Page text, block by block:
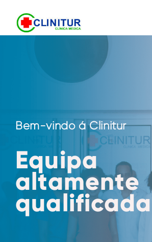
Bem-vindo á Clinitur
Equipa
altamente
qualificada